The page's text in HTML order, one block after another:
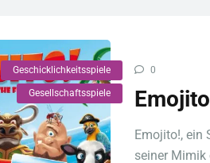
Geschicklichkeitsspiele
Gesellschaftsspiele
0
Emojito!, ein
seiner Mimik